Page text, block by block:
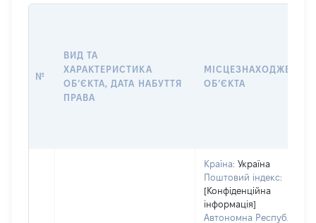
№
ВИД ТА
ХАРАКТЕРИСТИКА
ОБʼЄКТА, ДАТА НАБУТТЯ
ПРАВА
МІСЦЕЗНАХОДЖЕННЯ
ОБʼЄКТА
Країна: Україна
Поштовий індекс:
[Конфіденційна
інформація]
Автономна Республіка